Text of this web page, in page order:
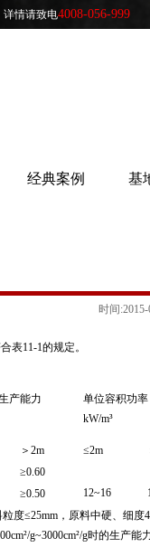
详情请致电4008-056-999
经典案例 基
时间
表11-1的规定。
产能力
单位容积功率
kW/m³
＞2m ≤2m
≥0.60
12~16
≥0.50
度≤25mm，原料中硬、细度
g~3000cm²/g时的生产能力